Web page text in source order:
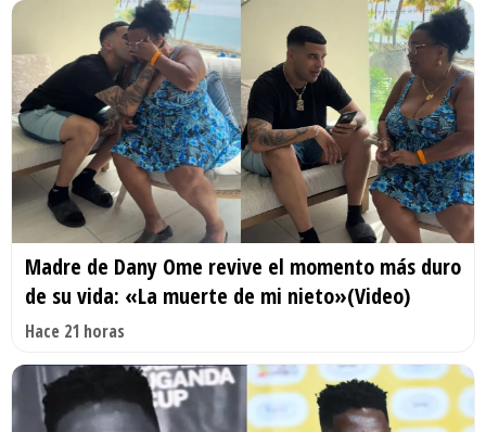
Madre de Dany Ome revive el momento más duro
de su vida: «La muerte de mi nieto»(Video)
Hace 21 horas